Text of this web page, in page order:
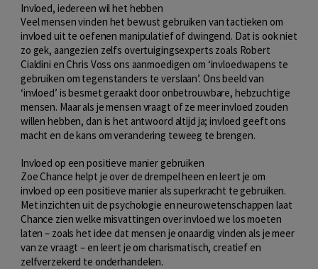
Invloed, iedereen wil het hebben
Veel mensen vinden het bewust gebruiken van tactieken om
invloed uit te oefenen manipulatief of dwingend. Dat is ook niet
zo gek, aangezien zelfs overtuigingsexperts zoals Robert
Cialdini en Chris Voss ons aanmoedigen om ‘invloedwapens te
gebruiken om tegenstanders te verslaan’. Ons beeld van
‘invloed’ is besmet geraakt door onbetrouwbare, hebzuchtige
mensen. Maar als je mensen vraagt of ze meer invloed zouden
willen hebben, dan is het antwoord altijd ja; invloed geeft ons
macht en de kans om verandering teweeg te brengen.
Invloed op een positieve manier gebruiken
Zoe Chance helpt je over de drempel heen en leert je om
invloed op een positieve manier als superkracht te gebruiken.
Met inzichten uit de psychologie en neurowetenschappen laat
Chance zien welke misvattingen over invloed we los moeten
laten – zoals het idee dat mensen je onaardig vinden als je meer
van ze vraagt – en leert je om charismatisch, creatief en
zelfverzekerd te onderhandelen.